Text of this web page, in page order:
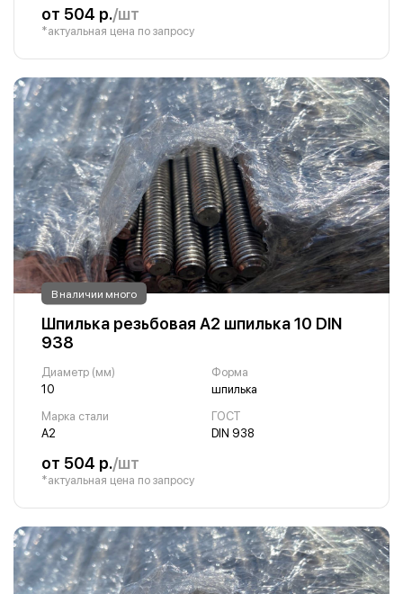
от 504 р./шт
*актуальная цена по запросу
В наличии много
Шпилька резьбовая А2 шпилька 10 DIN
938
Диаметр (мм)
10
Форма
шпилька
Марка стали
А2
ГОСТ
DIN 938
от 504 р./шт
*актуальная цена по запросу